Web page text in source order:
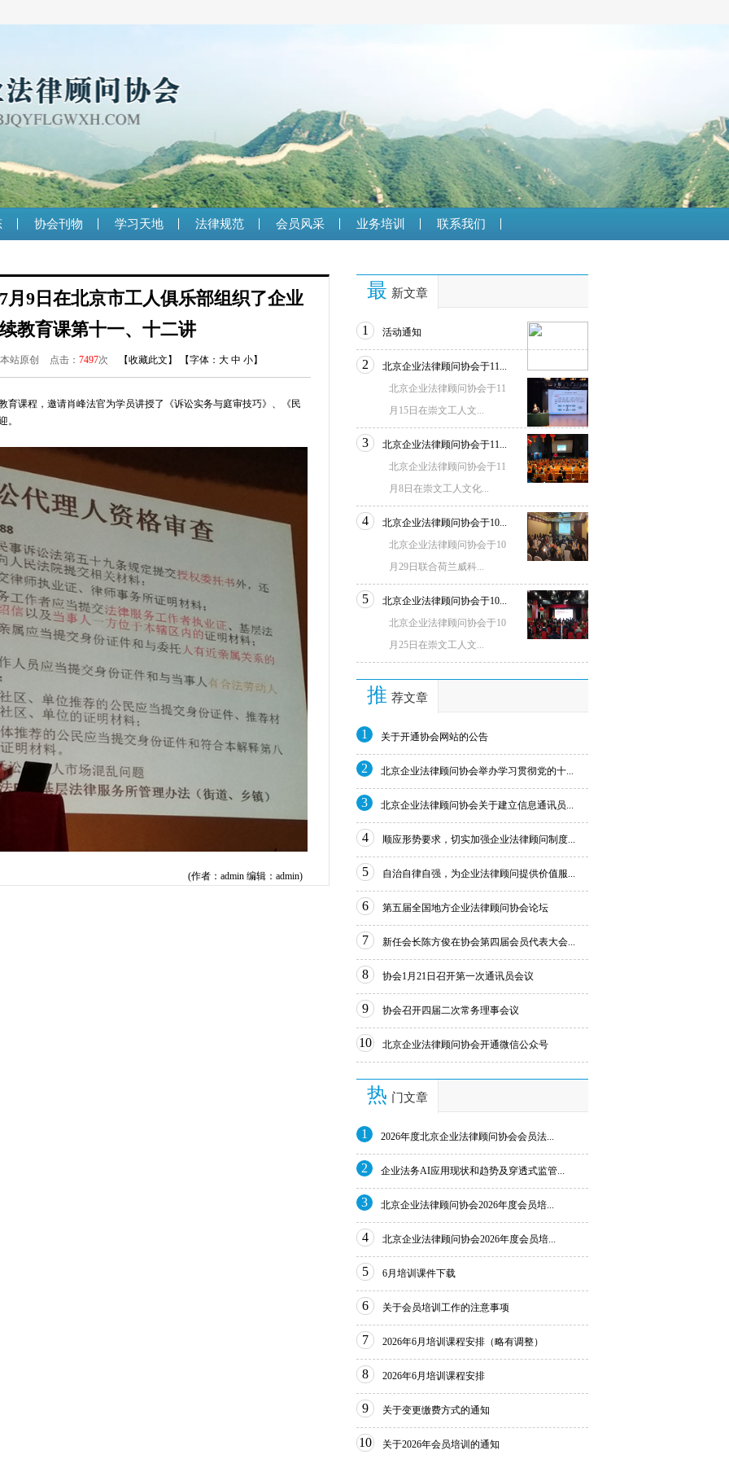
协会刊物 学习天地 法律规范 会员风采 业务培训 联系我们
9日在北京市工人俱乐部组织了企业
教育课第十一、十二讲
站原创 点击： 7497次 【收藏此文 】 【字体： 大 中 小】
育课程，邀请肖峰法官为学员讲授了《诉讼实务与庭审技巧》、《民
。
(作者：admin 编辑：admin)
最 新文章
1 活动通知
2
北京企业法律顾问协会于11...
北京企业法律顾问协会于11
月15日在崇文工人文...
3
北京企业法律顾问协会于11...
北京企业法律顾问协会于11
月8日在崇文工人文化...
4
北京企业法律顾问协会于10...
北京企业法律顾问协会于10
月29日联合荷兰威科...
5
北京企业法律顾问协会于10...
北京企业法律顾问协会于10
月25日在崇文工人文...
推 荐文章
1 关于开通协会网站的公告
2 北京企业法律顾问协会举办学习贯彻党的十...
3 北京企业法律顾问协会关于建立信息通讯员...
4 顺应形势要求，切实加强企业法律顾问制度...
5 自治自律自强，为企业法律顾问提供价值服...
6 第五届全国地方企业法律顾问协会论坛
7 新任会长陈方俊在协会第四届会员代表大会...
8 协会1月21日召开第一次通讯员会议
9 协会召开四届二次常务理事会议
10 北京企业法律顾问协会开通微信公众号
热 门文章
1 2026年度北京企业法律顾问协会会员法...
2 企业法务AI应用现状和趋势及穿透式监管...
3 北京企业法律顾问协会2026年度会员培...
4 北京企业法律顾问协会2026年度会员培...
5 6月培训课件下载
6 关于会员培训工作的注意事项
7 2026年6月培训课程安排（略有调整）
8 2026年6月培训课程安排
9 关于变更缴费方式的通知
10 关于2026年会员培训的通知